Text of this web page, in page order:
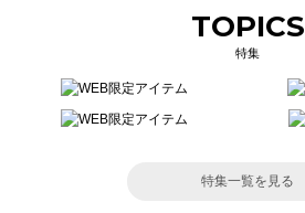
TOPICS
特集
特集一覧を見る